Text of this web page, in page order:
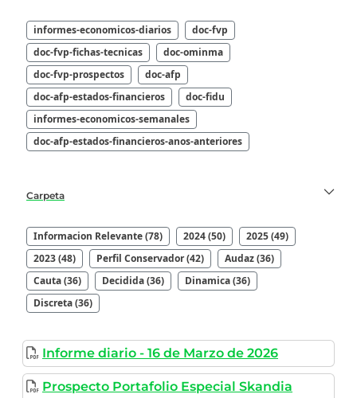
informes-economicos-diarios
doc-fvp
doc-fvp-fichas-tecnicas
doc-ominma
doc-fvp-prospectos
doc-afp
doc-afp-estados-financieros
doc-fidu
informes-economicos-semanales
doc-afp-estados-financieros-anos-anteriores
Carpeta
Informacion Relevante (78) 2024 (50)
2025 (49)
2023 (48)
Perfil Conservador (42)
Audaz (36)
Cauta (36)
Decidida (36)
Dinamica (36)
Discreta (36)
Informe diario - 16 de Marzo de 2026
Prospecto Portafolio Especial Skandia